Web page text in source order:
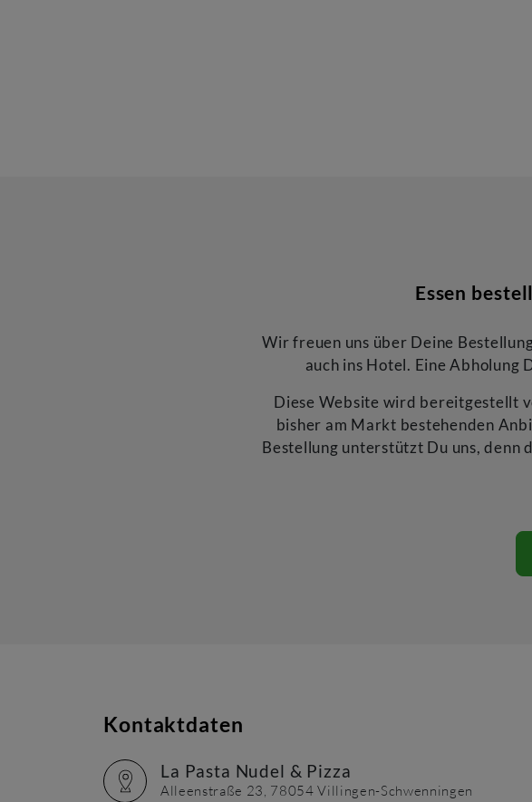
Essen
Wir freuen uns über Deine
auch ins Hotel. Eine Abholung
Diese Website wird bereitgestellt
bisher am Markt bestehenden
Bestellung unterstützt Du uns, denn
Kontaktdaten
La Pasta Nudel & Pizza
Alleenstraße 23, 78054 Villingen-Schwenningen